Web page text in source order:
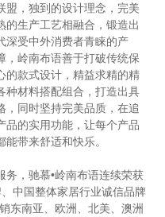
盟，独到的设计理念，完美
的生产工艺相融合，锻造出
深受中外消费者青睐的产
，岭南布语善于打破传统保
的款式设计，精益求精的精
种材料搭配组合，打造出具
，同时坚持完美品质，在追
品的实用功能，让每个产品
带来舒适和快乐。
，驰慕•岭南布语连续荣获
中国整体家居行业诚信品牌
东南亚、欧洲、北美、澳洲